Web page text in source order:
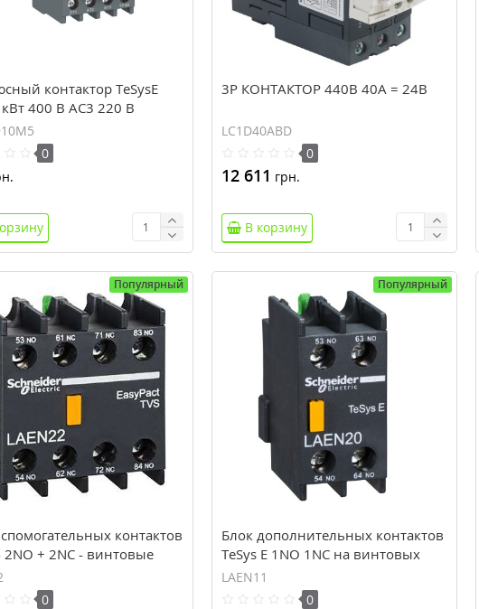
контактор TeSysE
400 В AC3 220 В
ток 9А 50 ГЦ
0
3P КОНТАКТОР 440В 40A = 24В
LC1D40ABD
0
12 611 грн.
В корзину
Популярный
контактов
2NO + 2NC - винтовые
(LAEN22)
0
Популярный
Блок дополнительных контактов
TeSys Е 1NO 1NC на винтовых
зажимах (LAEN11)
LAEN11
0